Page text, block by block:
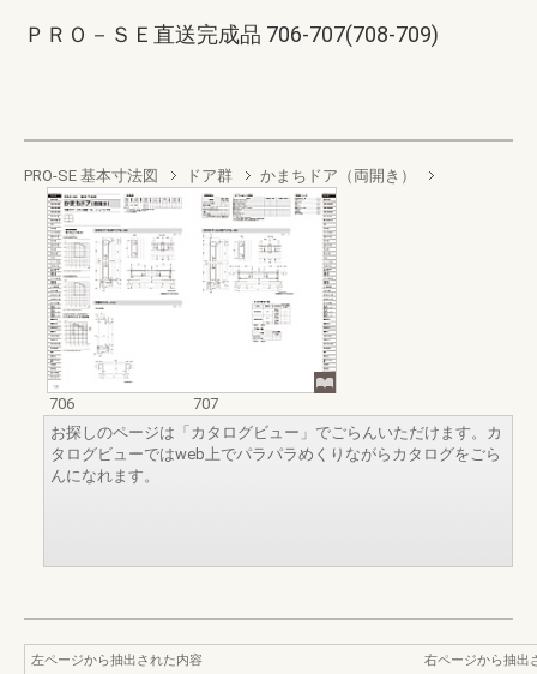
ＰＲＯ－ＳＥ直送完成品 706-707(708-709)
PRO-SE 基本寸法図 ドア群 かまちドア（両開き）
706
707
お探しのページは「カタログビュー」でごらんいただけます。カ
タログビューではweb上でパラパラめくりながらカタログをごら
んになれます。
左ページから抽出された内容
右ページから抽出